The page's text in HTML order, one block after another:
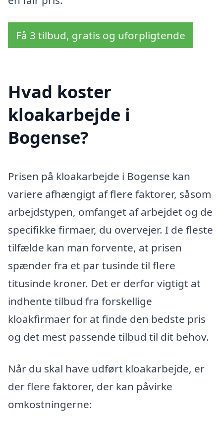
Få 3 tilbud, gratis og uforpligtende
Hvad koster
kloakarbejde i
Bogense?
Prisen på kloakarbejde i Bogense kan
variere afhængigt af flere faktorer, såsom
arbejdstypen, omfanget af arbejdet og de
specifikke firmaer, du overvejer. I de fleste
tilfælde kan man forvente, at prisen
spænder fra et par tusinde til flere
titusinde kroner. Det er derfor vigtigt at
indhente tilbud fra forskellige
kloakfirmaer for at finde den bedste pris
og det mest passende tilbud til dit behov.
Når du skal have udført kloakarbejde, er
der flere faktorer, der kan påvirke
omkostningerne: